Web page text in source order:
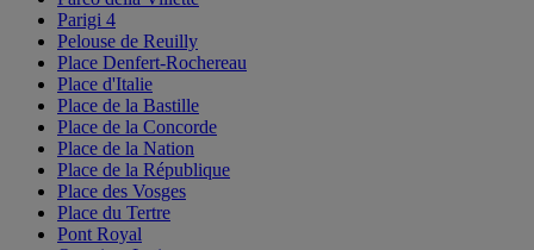
Parigi 4
Pelouse de Reuilly
Place Denfert-Rochereau
Place d'Italie
Place de la Bastille
Place de la Concorde
Place de la Nation
Place de la République
Place des Vosges
Place du Tertre
Pont Royal